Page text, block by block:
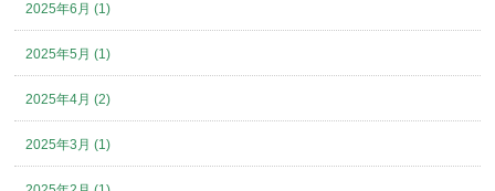
2025年6月 (1)
2025年5月 (1)
2025年4月 (2)
2025年3月 (1)